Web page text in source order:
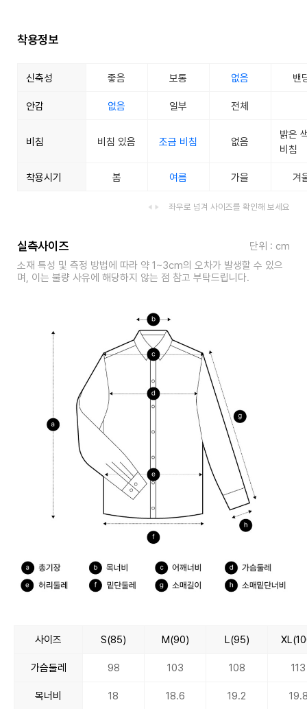
착용정보
신축성 좋음 보통 없음 밴
안감 없음 일부 전체
비침 비침 있음 조금 비침 없음
밝은
비침
착용시기 봄 여름 가을 겨
좌우로 넘겨 사이즈를 확인해 보세요
실측사이즈
단위 : cm
소재 특성 및 측정 방법에 따라 약 1~3cm의 오차가 발생할 수 있으
며, 이는 불량 사유에 해당하지 않는 점 참고 부탁드립니다.
사이즈 S(85) M(90) L(95)
가슴둘레 98 103 108 113
목너비 18 18.6 19.2